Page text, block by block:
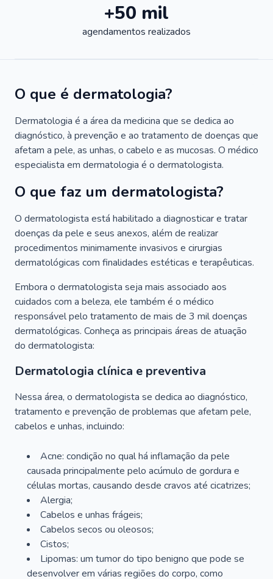
+50 mil
agendamentos realizados
O que é dermatologia?
Dermatologia é a área da medicina que se dedica ao
diagnóstico, à prevenção e ao tratamento de doenças que
afetam a pele, as unhas, o cabelo e as mucosas. O médico
especialista em dermatologia é o dermatologista.
O que faz um dermatologista?
O dermatologista está habilitado a diagnosticar e tratar
doenças da pele e seus anexos, além de realizar
procedimentos minimamente invasivos e cirurgias
dermatológicas com finalidades estéticas e terapêuticas.
Embora o dermatologista seja mais associado aos
cuidados com a beleza, ele também é o médico
responsável pelo tratamento de mais de 3 mil doenças
dermatológicas. Conheça as principais áreas de atuação
do dermatologista:
Dermatologia clínica e preventiva
Nessa área, o dermatologista se dedica ao diagnóstico,
tratamento e prevenção de problemas que afetam pele,
cabelos e unhas, incluindo:
Acne: condição no qual há inflamação da pele
causada principalmente pelo acúmulo de gordura e
células mortas, causando desde cravos até cicatrizes;
Alergia;
Cabelos e unhas frágeis;
Cabelos secos ou oleosos;
Cistos;
Lipomas: um tumor do tipo benigno que pode se
desenvolver em várias regiões do corpo, como